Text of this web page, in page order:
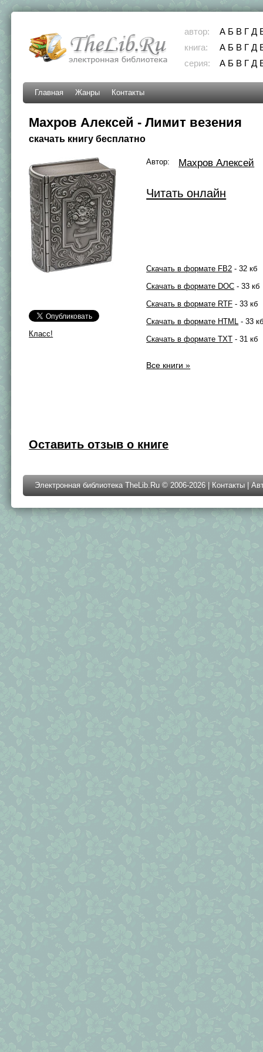
автор: А Б В Г Д
книга:
А Б В Г Д
серия:
А Б В Г Д
Главная Жанры Контакты
Махров Алексей - Лимит везения
скачать книгу бесплатно
Класс!
Автор: Махров Алексей
Читать онлайн
Скачать в формате FB2 - 32 кб
Скачать в формате DOC - 33 кб
Скачать в формате RTF - 33 кб
Скачать в формате HTML - 33
Скачать в формате TXT - 31 кб
Все книги »
Оставить отзыв о книге
Электронная библиотека TheLib.Ru © 2006-2026 | Контакты |